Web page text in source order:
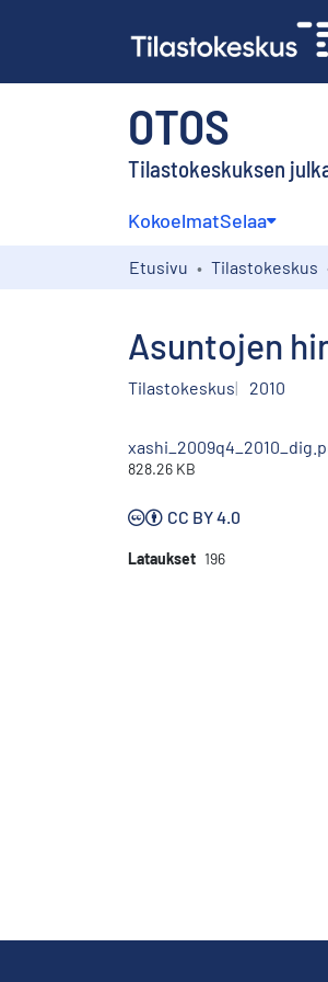
OTOS
Tilastokeskuksen
KokoelmatSelaa
Etusivu Tilastokeskus
Asuntojen
Tilastokeskus 2010
828.26 KB
CC BY 4.0
Lataukset 196